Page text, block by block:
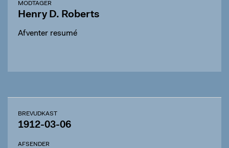
MODTAGER
Henry D. Roberts
Afventer resumé
BREVUDKAST
1912-03-06
AFSENDER